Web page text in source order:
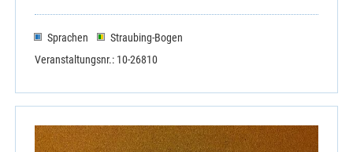
Walderbach - St. Nikolaus
Waldmünchen - St. Stephan
Wettzell - St. Laurentius
Wilting - St. Leonhard
Windischbergerdorf - St. Michael
Zell - St. Mariä Himmelfahrt
Sprachen
Straubing-Bogen
Veranstaltungsnr.: 10-26810